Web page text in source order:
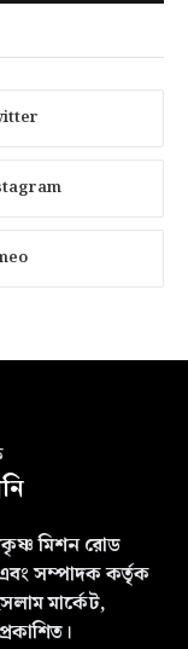
মিশন রোড
সম্পাদক কর্তৃক
মার্কেট,